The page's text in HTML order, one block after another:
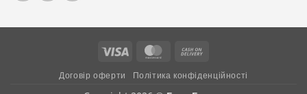
Visa MasterCard
Delivery
Договір оферти Політика конфіденційності